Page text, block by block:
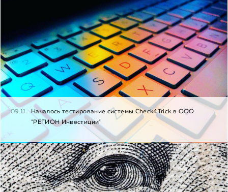
09.11
Началось тестирование системы Check4Trick в ООО
"РЕГИОН Инвестиции"